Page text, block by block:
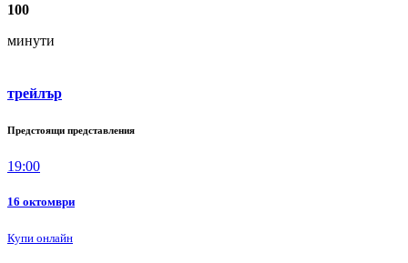
100
минути
трейлър
Предстоящи представления
19:00
16 октомври
Купи онлайн